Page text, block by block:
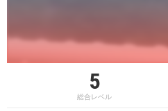
5
総合レベル